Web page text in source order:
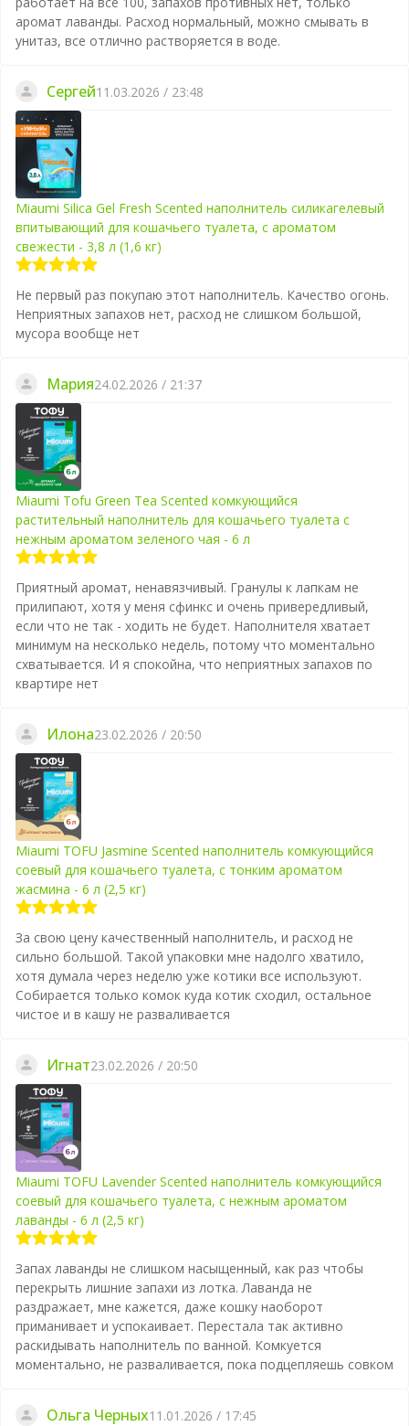
аромат лаванды. Расход нормальный, можно смывать в
унитаз, все отлично растворяется в воде.
Сергей11.03.2026 / 23:48
Miaumi Silica Gel Fresh Scented наполнитель силикагелевый
впитывающий для кошачьего туалета, с ароматом
свежести - 3,8 л (1,6 кг)
Не первый раз покупаю этот наполнитель. Качество огонь.
Неприятных запахов нет, расход не слишком большой,
мусора вообще нет
Мария24.02.2026 / 21:37
Miaumi Tofu Green Tea Scented комкующийся
растительный наполнитель для кошачьего туалета с
нежным ароматом зеленого чая - 6 л
Приятный аромат, ненавязчивый. Гранулы к лапкам не
прилипают, хотя у меня сфинкс и очень привередливый,
если что не так - ходить не будет. Наполнителя хватает
минимум на несколько недель, потому что моментально
схватывается. И я спокойна, что неприятных запахов по
квартире нет
Илона23.02.2026 / 20:50
Miaumi TOFU Jasmine Scented наполнитель комкующийся
соевый для кошачьего туалета, с тонким ароматом
жасмина - 6 л (2,5 кг)
За свою цену качественный наполнитель, и расход не
сильно большой. Такой упаковки мне надолго хватило,
хотя думала через неделю уже котики все используют.
Собирается только комок куда котик сходил, остальное
чистое и в кашу не разваливается
Игнат23.02.2026 / 20:50
Miaumi TOFU Lavender Scented наполнитель комкующийся
соевый для кошачьего туалета, с нежным ароматом
лаванды - 6 л (2,5 кг)
Запах лаванды не слишком насыщенный, как раз чтобы
перекрыть лишние запахи из лотка. Лаванда не
раздражает, мне кажется, даже кошку наоборот
приманивает и успокаивает. Перестала так активно
раскидывать наполнитель по ванной. Комкуется
моментально, не разваливается, пока подцепляешь совком
Ольга Черных11.01.2026 / 17:45